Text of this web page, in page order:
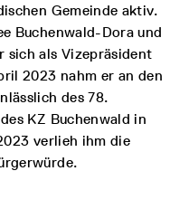
Gemeinde aktiv.
Buchenwald-Dora und
sich als Vizepräsident
2023 nahm er an den
des 78.
KZ Buchenwald in
verlieh ihm die